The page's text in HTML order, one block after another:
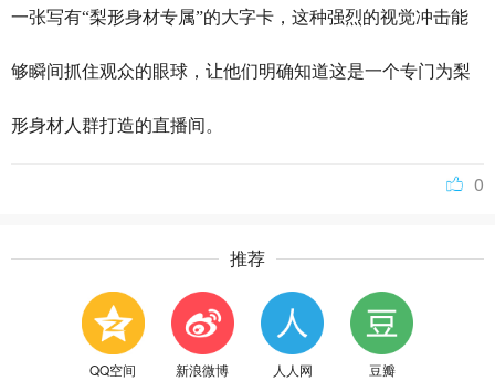
一张写有“梨形身材专属”的大字卡，这种强烈的视觉冲击能
够瞬间抓住观众的眼球，让他们明确知道这是一个专门为梨
形身材人群打造的直播间。
0
推荐
QQ空间 新浪微博 人人网 豆瓣